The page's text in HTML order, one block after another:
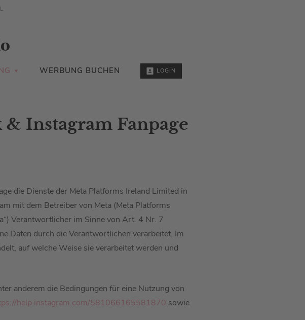
WERBUNG BUCHEN LOGIN
Instagram Fanpage
die Dienste der Meta Platforms Ireland Limited in
mit dem Betreiber von Meta (Meta Platforms
Verantwortlicher im Sinne von Art. 4 Nr. 7
Daten durch die Verantwortlichen verarbeitet. Im
auf welche Weise sie verarbeitet werden und
anderem die Bedingungen für eine Nutzung von
help.instagram.com/581066165581870 sowie